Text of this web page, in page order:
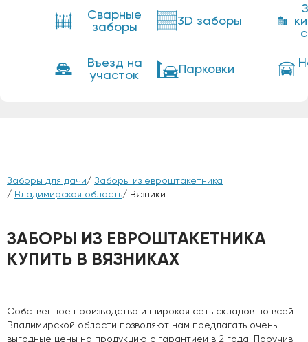
Сварные
заборы
3D заборы
Въезд на
участок
Парковки
Заборы для дачи/ Заборы из евроштакетника
/ Владимирская область/ Вязники
ЗАБОРЫ ИЗ ЕВРОШТАКЕТНИКА
КУПИТЬ В ВЯЗНИКАХ
Собственное производство и широкая сеть складов по всей
Владимирской области позволяют нам предлагать очень
выгодные цены на продукцию с гарантией в 2 года. Поручив